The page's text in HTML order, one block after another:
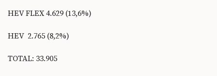
HEV FLEX 4.629 (13,6%)
HEV 2.765 (8,2%)
TOTAL: 33.905